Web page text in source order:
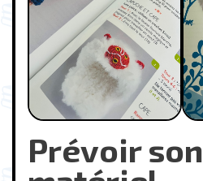
Prévoir son